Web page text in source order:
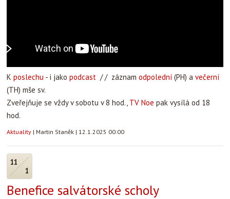
K poslechu - i jako podcast / / záznam odpolední (PH) a večerní
(TH) mše sv.
Zveřejňuje se vždy v sobotu v 8 hod., TV Noe pak vysílá od 18
hod.
Aktuality | Martin Staněk | 12.1.2025 00:00
11
1
Benefice salvátorské scholy